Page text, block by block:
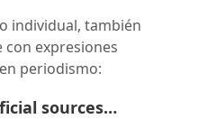
individual, también
expresiones
periodismo:
sources…